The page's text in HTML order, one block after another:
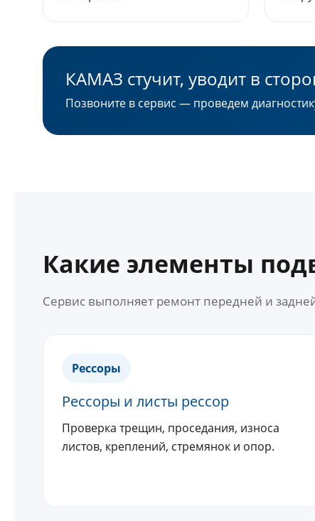
КАМАЗ стучит, уводит в
Позвоните в сервис — проведем
Какие элементы
Сервис выполняет ремонт передней и
Рессоры
Рессоры и листы рессор
Проверка трещин, проседания, износа
листов, креплений, стремянок и опор.